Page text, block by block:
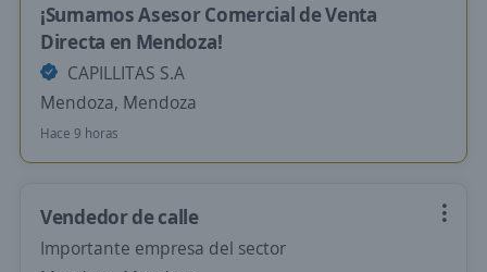
¡Sumamos Asesor Comercial de Venta
Directa en Mendoza!
CAPILLITAS S.A
Mendoza, Mendoza
Hace 9 horas
Vendedor de calle
Importante empresa del sector